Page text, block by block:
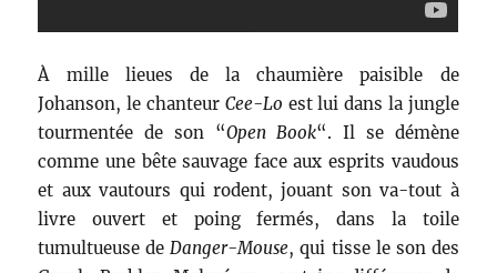
À mille lieues de la chaumière paisible de
Johanson, le chanteur Cee-Lo est lui dans la jungle
tourmentée de son “Open Book“. Il se démène
comme une bête sauvage face aux esprits vaudous
et aux vautours qui rodent, jouant son va-tout à
livre ouvert et poing fermés, dans la toile
tumultueuse deDanger-Mouse, qui tisse le son des